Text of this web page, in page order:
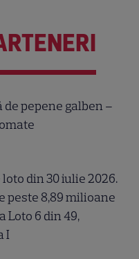
de pepene galben –
loto din 30 iulie 2026.
peste 8,89 milioane
Loto 6 din 49,
I